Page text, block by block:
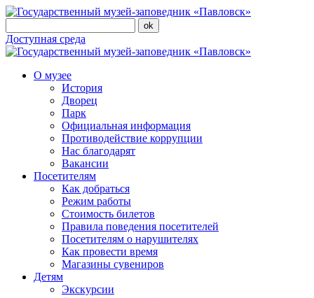
Доступная среда
О музее
История
Дворец
Парк
Официальная информация
Противодействие коррупции
Нас благодарят
Вакансии
Посетителям
Как добраться
Режим работы
Стоимость билетов
Правила поведения посетителей
Посетителям о нарушителях
Как провести время
Магазины сувениров
Детям
Экскурсии